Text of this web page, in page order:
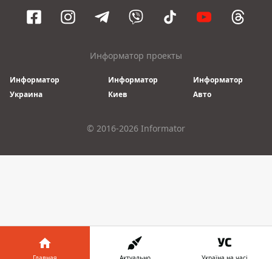
Информатор проекты
Информатор
Украина
Информатор
Киев
Информатор
Авто
© 2016-2026 Informator